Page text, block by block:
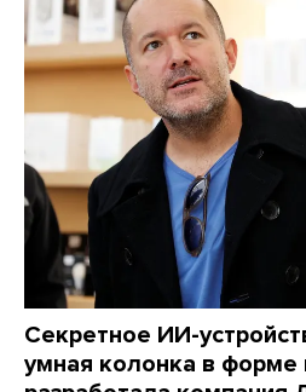
Секретное ИИ-
умная колонка в форме